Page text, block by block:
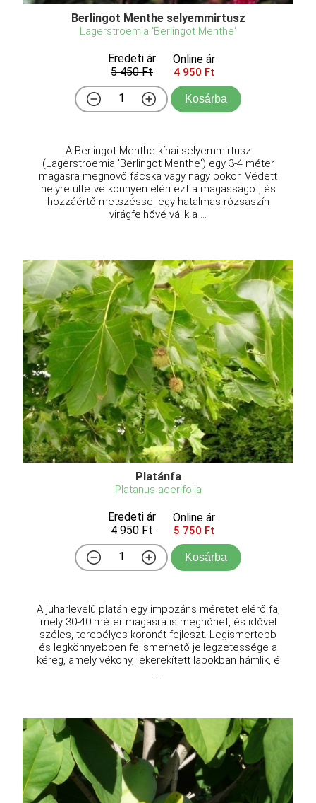
Berlingot Menthe selyemmirtusz
Lagerstroemia 'Berlingot Menthe'
Eredeti ár
5 450 Ft
Online ár
4 950 Ft
Kosárba
A Berlingot Menthe kínai selyemmirtusz
(Lagerstroemia 'Berlingot Menthe') egy 3-4 méter
magasra megnövő fácska vagy nagy bokor. Védett
helyre ültetve könnyen eléri ezt a magasságot, és
hozzáértő metszéssel egy hatalmas rózsaszín
virágfelhővé válik a ...
Platánfa
Platanus acerifolia
Eredeti ár
4 950 Ft
Online ár
5 750 Ft
Kosárba
A juharlevelű platán egy impozáns méretet elérő fa,
mely 30-40 méter magasra is megnőhet, és idővel
széles, terebélyes koronát fejleszt. Legismertebb
és legkönnyebben felismerhető jellegzetessége a
kéreg, amely vékony, lekerekített lapokban hámlik, é
...